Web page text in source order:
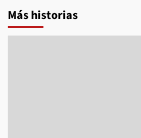
Más historias